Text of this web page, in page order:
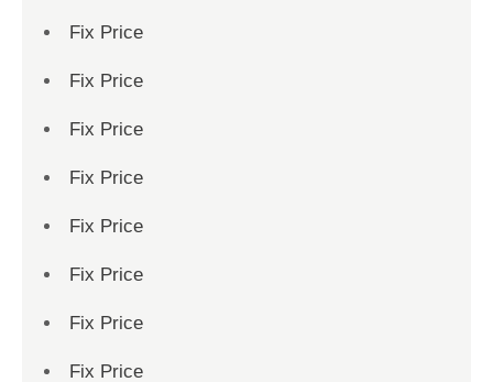
Fix Price
Fix Price
Fix Price
Fix Price
Fix Price
Fix Price
Fix Price
Fix Price